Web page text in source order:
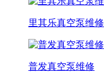
里其乐真空泵维修
普发真空泵维修